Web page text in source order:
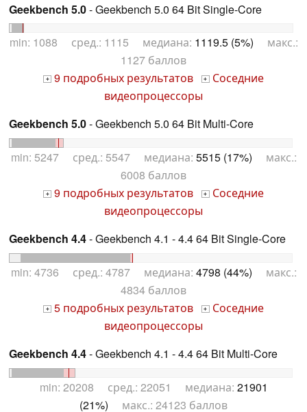
Geekbench 5.0- Geekbench 5.0 64 Bit Single-Core
min: 1088 сред.: 1115 медиана: 1119.5 (5%) макс.:
1127 баллов
+ 9 подробных результатов + Соседние
видеопроцессоры
Geekbench 5.0- Geekbench 5.0 64 Bit Multi-Core
min: 5247 сред.: 5547 медиана: 5515 (17%) макс.:
6008 баллов
+ 9 подробных результатов + Соседние
видеопроцессоры
Geekbench 4.4- Geekbench 4.1 - 4.4 64 Bit Single-Core
min: 4736 сред.: 4787 медиана: 4798 (44%) макс.:
4834 баллов
+ 5 подробных результатов + Соседние
видеопроцессоры
Geekbench 4.4- Geekbench 4.1 - 4.4 64 Bit Multi-Core
min: 20208 сред.: 22051 медиана: 21901
(21%) макс.: 24123 баллов